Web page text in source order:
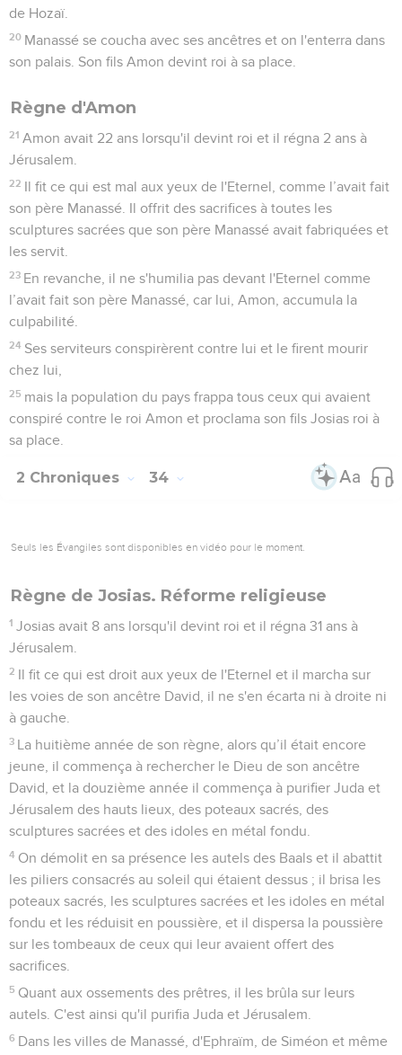
31 Le roi se tenait sur son estrade et il conclut une alliance
devant l'Eternel : il s'engagea à suivre l'Eternel et à respecter
ses commandements, ses instructions et ses prescriptions de
Jérusalem et en Benjamin, et les habitants de Jérusalem se
conformèrent à l'alliance de Dieu, du Dieu de leurs ancêtres.
33 Josias fit disparaître toutes les pratiques abominables de
tous les territoires appartenant aux Israélites, et il obligea
tous ceux qui se trouvaient en Israël à servir l'Eternel, leur
Dieu. Pendant toute sa vie, ils ne se détournèrent pas de
l'Eternel, le Dieu de leurs ancêtres.
2 Chroniques
Seuls les Évangiles sont disponibles en vidéo pour le moment.
Josias célèbre la fête de la Pâque
Josias célébra la Pâque en l'honneur de l'Eternel à
Jérusalem et l'on égorgea l’agneau pascal le quatorzième
Il établit les prêtres dans leurs fonctions et les encouragea
Il dit aux Lévites qui enseignaient tout Israël et qui étaient
qu'a construit Salomon, fils de David, le roi d'Israël ; vous
n'avez plus à la porter sur l'épaule. Servez désormais
l'Eternel, votre Dieu, et son peuple, Israël.
4 Tenez-vous prêts par famille selon vos divisions, suivant les
prescriptions de David, le roi d'Israël, et de son fils Salomon.
5 Occupez votre place dans le sanctuaire en fonction des
différentes familles définies pour vos frères, les membres du
peuple, et de la répartition des familles des Lévites.
Sacrifiez l’agneau pascal, consacrez-vous et préparez-le
pour vos frères en vous conformant à la parole de l'Eternel
transmise par Moïse. »
Josias préleva pour les membres du peuple, pour tous ceux
qui se trouvaient là, des agneaux et des chevreaux au
nombre de 30'000, le tout pour la Pâque, ainsi que 3000
bœufs ; cela fut pris sur les biens du roi.
le peuple, les prêtres et les Lévites. Hilkija, Zacharie et
Jehiel, qui étaient responsables de la maison de Dieu,
donnèrent 2600 agneaux et 300 bœufs aux prêtres pour la